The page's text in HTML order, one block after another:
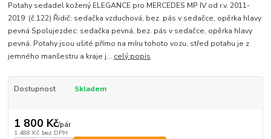
Potahy sedadel kožený ELEGANCE pro MERCEDES MP IV od r.v. 2011-
2019 (č.122) Řidič: sedačka vzduchová, bez. pás v sedačce, opěrka hlavy
pevná Spolujezdec: sedačka pevná, bez. pás v sedačce, opěrka hlavy
pevná. Potahy jsou ušité přímo na míru tohoto vozu, střed potahu je z
jemného manšestru a kraje j... celý popis
Dostupnost Skladem
1 800 Kč/pár
1 488 Kč bez DPH